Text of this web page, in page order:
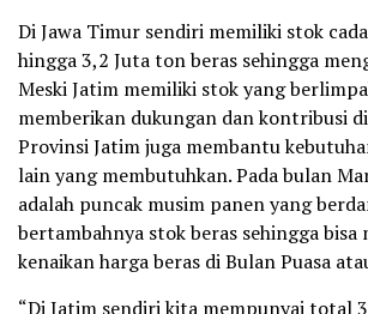
Di Jawa Timur sendiri memiliki stok
hingga 3,2 Juta ton beras sehingga
Meski Jatim memiliki stok yang
memberikan dukungan dan kontribusi
Provinsi Jatim juga membantu
lain yang membutuhkan. Pada bulan
adalah puncak musim panen yang
bertambahnya stok beras sehingga bisa
kenaikan harga beras di Bulan Puasa
“Di Jatim sendiri kita mempunyai total